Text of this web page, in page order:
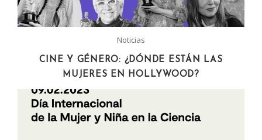
Noticias
CINE Y GÉNERO: ¿DÓNDE ESTÁN LAS
MUJERES EN HOLLYWOOD?